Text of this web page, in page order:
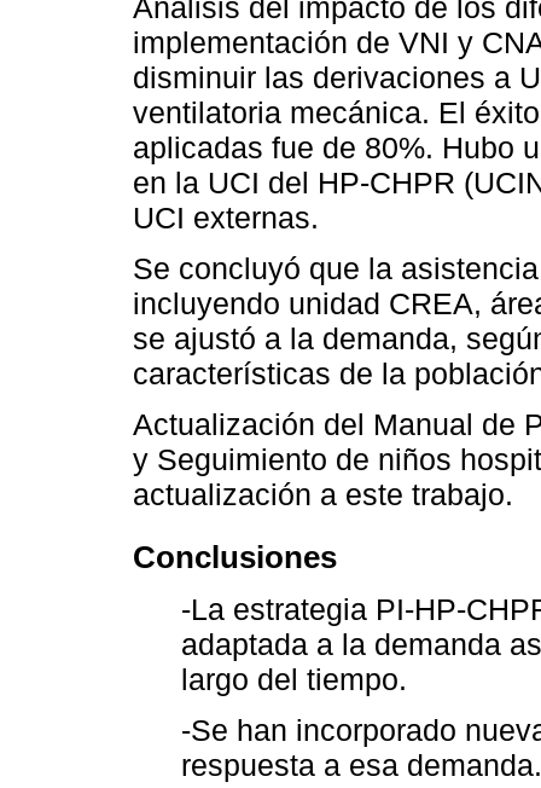
implementación de VNI y
disminuir las derivaciones a
ventilatoria mecánica. El
aplicadas fue de 80%. Hubo
en la UCI del HP-CHPR
UCI externas.
Se concluyó que la
incluyendo unidad CREA,
se ajustó a la demanda,
características de la
Actualización del Manual de
y Seguimiento de niños
actualización a este trabajo.
Conclusiones
-La estrategia PI-HP-
adaptada a la demanda
largo del tiempo.
-Se han incorporado
respuesta a esa demanda.